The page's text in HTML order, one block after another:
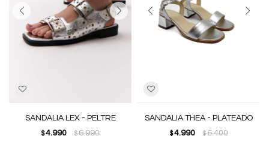
SANDALIA LEX - PELTRE
$ 4.990 $6.990
SANDALIA THEA - PLATEADO
$ 4.990 $6.400